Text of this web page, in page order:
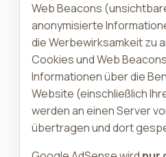
Web Beacons
anonymisierte
die Werbewirksamkeit zu
Cookies und Web
Informationen über die
Website (einschließlich
werden an einen Server
übertragen und dort